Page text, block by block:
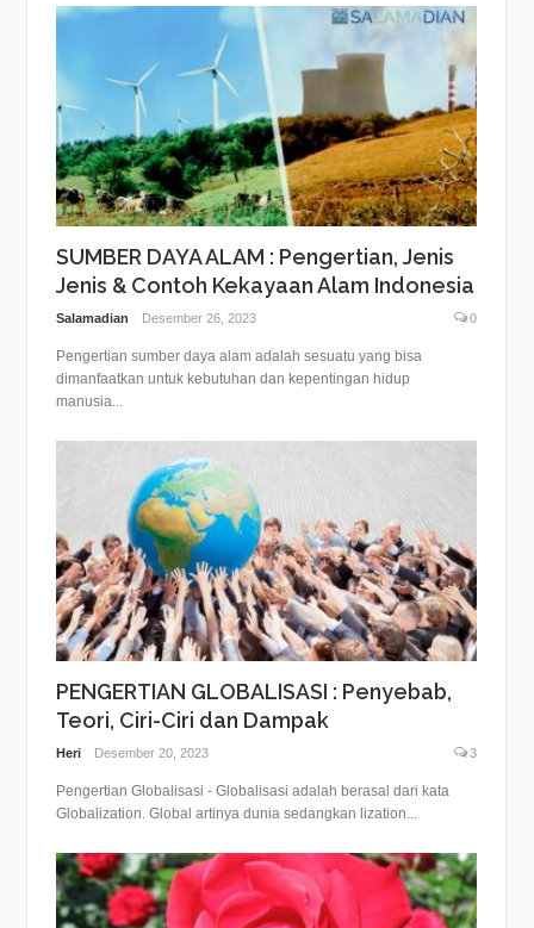
SUMBER DAYA ALAM : Pengertian, Jenis
Jenis & Contoh Kekayaan Alam Indonesia
Salamadian Desember 26, 2023 0
Pengertian sumber daya alam adalah sesuatu yang bisa
dimanfaatkan untuk kebutuhan dan kepentingan hidup
manusia...
PENGERTIAN GLOBALISASI : Penyebab,
Teori, Ciri-Ciri dan Dampak
Heri Desember 20, 2023 3
Pengertian Globalisasi - Globalisasi adalah berasal dari kata
Globalization. Global artinya dunia sedangkan lization...